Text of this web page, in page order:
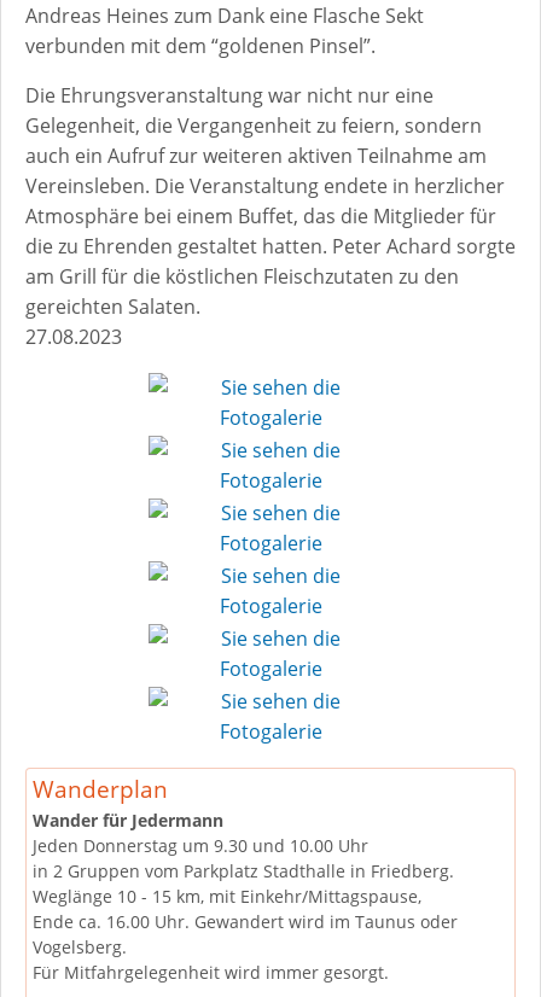
Andreas Heines zum Dank eine Flasche Sekt
verbunden mit dem “goldenen Pinsel”.
Die Ehrungsveranstaltung war nicht nur eine
Gelegenheit, die Vergangenheit zu feiern, sondern
auch ein Aufruf zur weiteren aktiven Teilnahme am
Vereinsleben. Die Veranstaltung endete in herzlicher
Atmosphäre bei einem Buffet, das die Mitglieder für
die zu Ehrenden gestaltet hatten. Peter Achard sorgte
am Grill für die köstlichen Fleischzutaten zu den
gereichten Salaten.
27.08.2023
Wanderplan
Wander für Jedermann
Jeden Donnerstag um 9.30 und 10.00 Uhr
in 2 Gruppen vom Parkplatz Stadthalle in Friedberg.
Weglänge 10 - 15 km, mit Einkehr/Mittagspause,
Ende ca. 16.00 Uhr. Gewandert wird im Taunus oder
Vogelsberg.
Für Mitfahrgelegenheit wird immer gesorgt.